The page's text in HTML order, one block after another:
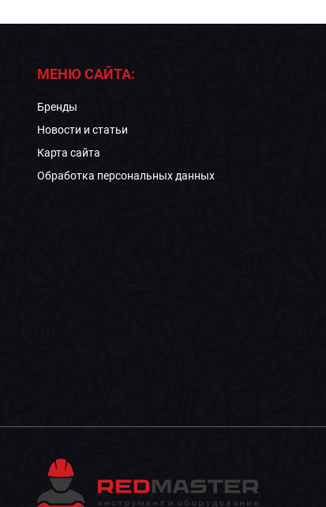
МЕНЮ САЙТА:
Бренды
Новости и статьи
Карта сайта
Обработка персональных данных